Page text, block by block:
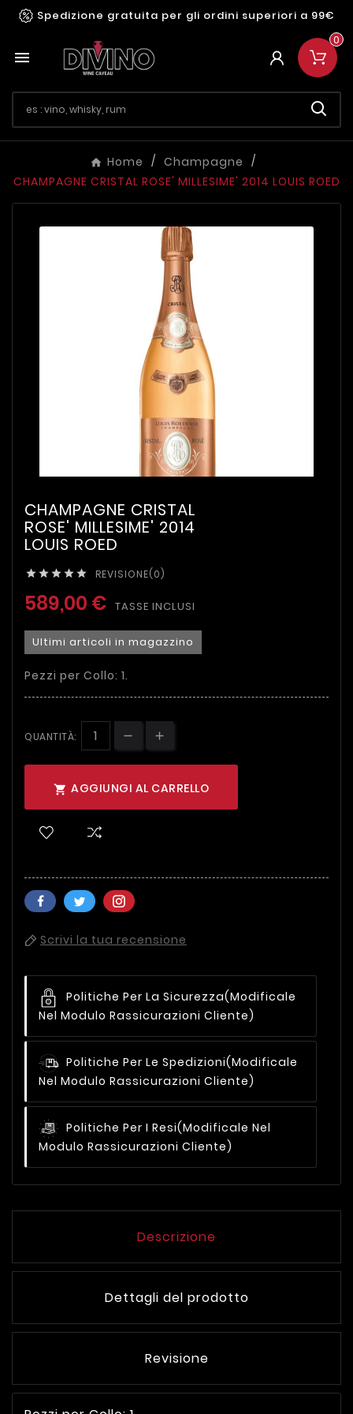
Spedizione gratuita per gli ordini superiori a 99€

0
Home
Champagne
CHAMPAGNE CRISTAL ROSE' MILLESIME' 2014 LOUIS ROED
CHAMPAGNE CRISTAL
ROSE' MILLESIME' 2014
LOUIS ROED
     REVISIONE(0)
589,00 € TASSE INCLUSI
Ultimi articoli in magazzino
Pezzi per Collo: 1.
QUANTITÀ:
 AGGIUNGI AL CARRELLO
Scrivi la tua recensione
Politiche Per La Sicurezza(modificale
Nel Modulo Rassicurazioni Cliente)
Politiche Per Le Spedizioni(modificale
Nel Modulo Rassicurazioni Cliente)
Politiche Per I Resi(modificale Nel
Modulo Rassicurazioni Cliente)
Descrizione
Dettagli del prodotto
Revisione